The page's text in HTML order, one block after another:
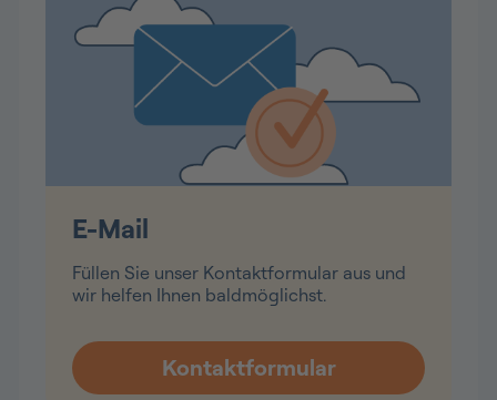
E-Mail
Füllen Sie unser Kontaktformular aus und
wir helfen Ihnen baldmöglichst.